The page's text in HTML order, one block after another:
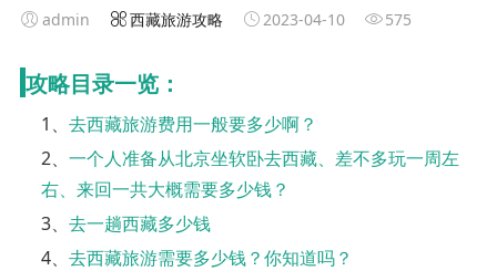
admin 西藏旅游攻略 2023-04-10 575
攻略目录一览：
1、去西藏旅游费用一般要多少啊？
2、一个人准备从北京坐软卧去西藏、差不多玩一周左
右、来回一共大概需要多少钱？
3、去一趟西藏多少钱
4、去西藏旅游需要多少钱？你知道吗？